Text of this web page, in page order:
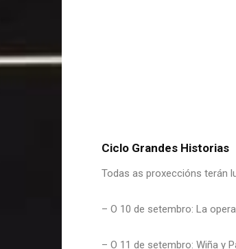
Ciclo Grandes Historias
Todas as proxeccións terán
– O 10 de setembro: La
– O 11 de setembro: Wiña y